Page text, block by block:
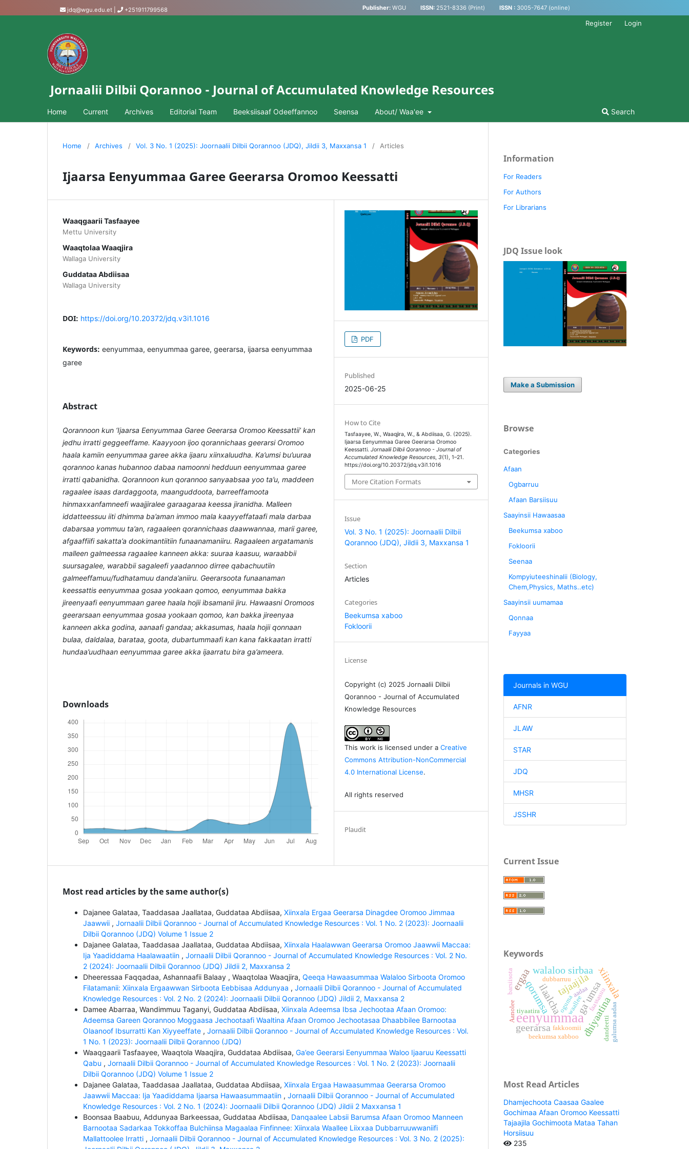
jdq@wgu.edu.et +251911799568 Publisher: WGU ISSN: 2521-8336 (Print) ISSN : 3005-7647 (online)
Jornaalii Dilbii Qorannoo - Journal of Accumulated Knowledge Resources
Home Current Archives Editorial Team Beeksiisaaf Odeeffannoo Seensa About/ Waa'ee Search
Register Login
Home / Archives / Vol. 3 No. 1 (2025): Joornaalii Dilbii Qorannoo (JDQ), Jildii 3, Maxxansa 1 / Articles
Ijaarsa Eenyummaa Garee Geerarsa Oromoo Keessatti
Waaqgaarii Tasfaayee
Mettu University
Waaqtolaa Waaqjira
Wallaga University
Guddataa Abdiisaa
Wallaga University
DOI: https://doi.org/10.20372/jdq.v3i1.1016
Keywords: eenyummaa, eenyummaa garee, geerarsa, ijaarsa eenyummaa
garee
Abstract
Qorannoon kun ‘Ijaarsa Eenyummaa Garee Geerarsa Oromoo Keessattii’ kan
jedhu irratti geggeeffame. Kaayyoon ijoo qorannichaas geerarsi Oromoo
haala kamiin eenyummaa garee akka ijaaru xiinxaluudha. Ka’umsi bu’uuraa
qorannoo kanas hubannoo dabaa namoonni hedduun eenyummaa garee
irratti qabanidha. Qorannoon kun qorannoo sanyaabsaa yoo ta’u, maddeen
ragaalee isaas dardaggoota, maanguddoota, barreeffamoota
hinmaxxanfamneefi waajjiralee garaagaraa keessa jiranidha. Malleen
iddatteessuu iiti dhimma ba’aman immoo mala kaayyeffataafi mala darbaa
dabarsaa yommuu ta’an, ragaaleen qorannichaas daawwannaa, marii garee,
afgaaffiifi sakatta’a dookimantiitiin funaanamaniiru. Ragaaleen argatamanis
malleen galmeessa ragaalee kanneen akka: suuraa kaasuu, waraabbii
suursagalee, warabbii sagaleefi yaadannoo dirree qabachuutiin
galmeeffamuu/fudhatamuu danda’aniiru. Geerarsoota funaanaman
keessattis eenyummaa gosaa yookaan qomoo, eenyummaa bakka
jireenyaafi eenyummaan garee haala hojii ibsamanii jiru. Hawaasni Oromoos
geerarsaan eenyummaa gosaa yookaan qomoo, kan bakka jireenyaa
kanneen akka godina, aanaafi gandaa; akkasumas, haala hojii qonnaan
bulaa, daldalaa, barataa, goota, dubartummaafi kan kana fakkaatan irratti
hundaa’uudhaan eenyummaa garee akka ijaarratu bira ga’ameera.
Downloads
PDF
Published
2025-06-25
How to Cite
Tasfaayee, W., Waaqjira, W., & Abdiisaa, G. (2025).
Ijaarsa Eenyummaa Garee Geerarsa Oromoo
Keessatti.Jornaalii Dilbii Qorannoo - Journal of
Accumulated Knowledge Resources,3(1), 1–21.
https://doi.org/10.20372/jdq.v3i1.1016
More Citation Formats
Issue
Vol. 3 No. 1 (2025): Joornaalii Dilbii
Qorannoo (JDQ), Jildii 3, Maxxansa 1
Section
Articles
Categories
Beekumsa xaboo
Fokloorii
License
Copyright (c) 2025 Jornaalii Dilbii
Qorannoo - Journal of Accumulated
Knowledge Resources
This work is licensed under aCreative
Commons Attribution-NonCommercial
4.0 International License.
All rights reserved
Plaudit
Most read articles by the same author(s)
Dajanee Galataa, Taaddasaa Jaallataa, Guddataa Abdiisaa, Xiinxala Ergaa Geerarsa Dinagdee Oromoo Jimmaa
Jaawwii , Jornaalii Dilbii Qorannoo - Journal of Accumulated Knowledge Resources : Vol. 1 No. 2 (2023): Joornaalii
Dilbii Qorannoo (JDQ) Volume 1 Issue 2
Dajanee Galataa, Taaddasaa Jaallataa, Guddataa Abdiisaa, Xiinxala Haalawwan Geerarsa Oromoo Jaawwii Maccaa:
Ija Yaadiddama Haalawaatiin , Jornaalii Dilbii Qorannoo - Journal of Accumulated Knowledge Resources : Vol. 2 No.
2 (2024): Joornaalii Dilbii Qorannoo (JDQ) Jildii 2, Maxxansa 2
Dheeressaa Faqqadaa, Ashannaafii Balaay , Waaqtolaa Waaqjira, Qeeqa Hawaasummaa Walaloo Sirboota Oromoo
Filatamanii: Xiinxala Ergaawwan Sirboota Eebbisaa Addunyaa , Jornaalii Dilbii Qorannoo - Journal of Accumulated
Knowledge Resources : Vol. 2 No. 2 (2024): Joornaalii Dilbii Qorannoo (JDQ) Jildii 2, Maxxansa 2
Damee Abarraa, Wandimmuu Taganyi, Guddataa Abdiisaa, Xiinxala Adeemsa Ibsa Jechootaa Afaan Oromoo:
Adeemsa Gareen Qorannoo Moggaasa Jechootaafi Waaltina Afaan Oromoo Jechootasaa Dhaabbilee Barnootaa
Olaanoof Ibsurratti Kan Xiyyeeffate , Jornaalii Dilbii Qorannoo - Journal of Accumulated Knowledge Resources : Vol.
1 No. 1 (2023): Joornaalii Dilbii Qorannoo (JDQ)
Waaqgaarii Tasfaayee, Waaqtola Waaqjira, Guddataa Abdiisaa, Ga’ee Geerarsi Eenyummaa Waloo Ijaaruu Keessatti
Qabu , Jornaalii Dilbii Qorannoo - Journal of Accumulated Knowledge Resources : Vol. 1 No. 2 (2023): Joornaalii
Dilbii Qorannoo (JDQ) Volume 1 Issue 2
Dajanee Galataa, Taaddasaa Jaallataa, Guddataa Abdiisaa, Xiinxala Ergaa Hawaasummaa Geerarsa Oromoo
Jaawwii Maccaa: Ija Yaadiddama Ijaarsa Hawaasummaatiin , Jornaalii Dilbii Qorannoo - Journal of Accumulated
Knowledge Resources : Vol. 2 No. 1 (2024): Joornaalii Dilbii Qorannoo (JDQ) Jildii 2 Maxxansa 1
Boonsaa Baabuu, Addunyaa Barkeessaa, Guddataa Abdiisaa, Danqaalee Labsii Barumsa Afaan Oromoo Manneen
Barnootaa Sadarkaa Tokkoffaa Bulchiinsa Magaalaa Finfinnee: Xiinxala Waallee Liixxaa Dubbarruuwwaniifi
Mallattoolee Irratti , Jornaalii Dilbii Qorannoo - Journal of Accumulated Knowledge Resources : Vol. 3 No. 2 (2025):
Information
For Readers
For Authors
For Librarians
JDQ Issue look
Make a Submission
Browse
Categories
Afaan
Ogbarruu
Afaan Barsiisuu
Saayinsii Hawaasaa
Beekumsa xaboo
Fokloorii
Seenaa
Kompyiuteeshinalii (Biology,
Chem,Physics, Maths..etc)
Saayinsii uumamaa
Qonnaa
Fayyaa
Journals in WGU
AFNR
JLAW
STAR
JDQ
MHSR
JSSHR
Current Issue
Keywords
eenyummaa
qorumsa
ilaalcha dhiyaatina
tajaajilaga’umsaxiinxala
walaloo sirbaa
geerarsa
ergaa
tiyaatira
aadaa
Aanolee
beekumsa xabboo dandeetti
oguma
fakkoomii galumsa aadaa
dubbarruu
faassasuu
waallee
barsiisota
Most Read Articles
Dhamjechoota Caasaa Gaalee
Gochimaa Afaan Oromoo Keessatti
Tajaajila Gochimoota Mataa Tahan
Horsiisuu
235